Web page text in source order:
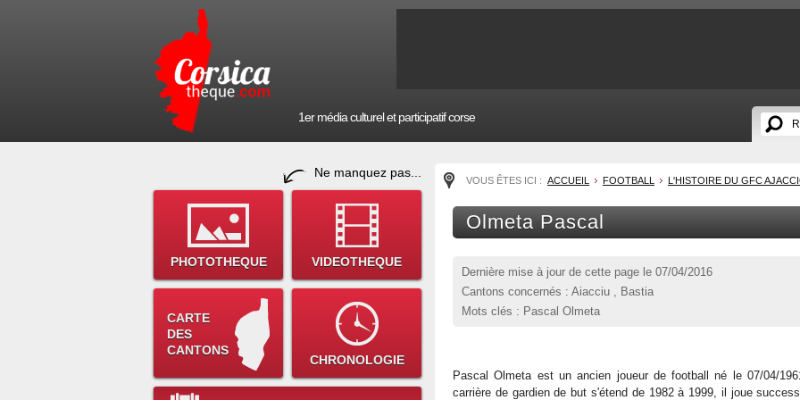
1er média culturel et participatif corse
Ne manquez pas...
PHOTOTHEQUE VIDEOTHEQUE
CARTE
DES
CANTONS
CHRONOLOGIE
VOUS ÊTES ICI : ACCUEIL FOOTBALL L'HISTOIRE DU GFC
Olmeta Pascal
Dernière mise à jour de cette page le 07/04/2016
Cantons concernés : Aiacciu , Bastia
Mots clés : Pascal Olmeta
Pascal Olmeta est un ancien joueur de football né le 07/04/
carrière de gardien de but s'étend de 1982 à 1999, il joue